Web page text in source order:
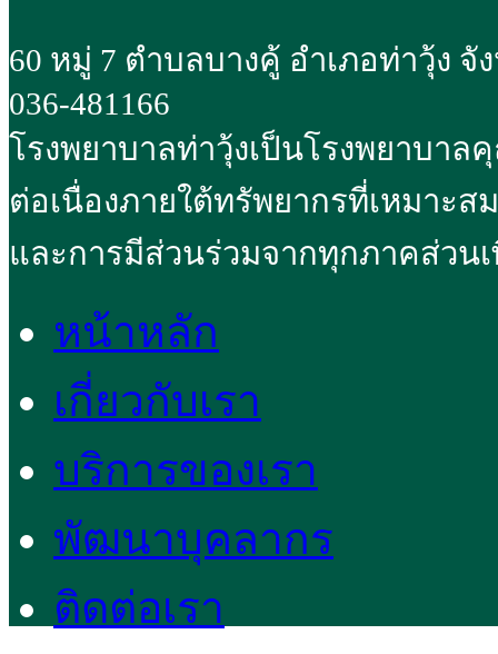
60 หมู่ 7 ตำบลบางคู้ อำเภอท่าวุ้ง จั
036-481166
โรงพยาบาลท่าวุ้งเป็นโรงพยาบา
ต่อเนื่องภายใต้ทรัพยากรที่เหมาะสม
และการมีส่วนร่วมจากทุกภาคส่ว
หน้าหลัก
เกี่ยวกับเรา
บริการของเรา
พัฒนาบุคลากร
ติดต่อเรา